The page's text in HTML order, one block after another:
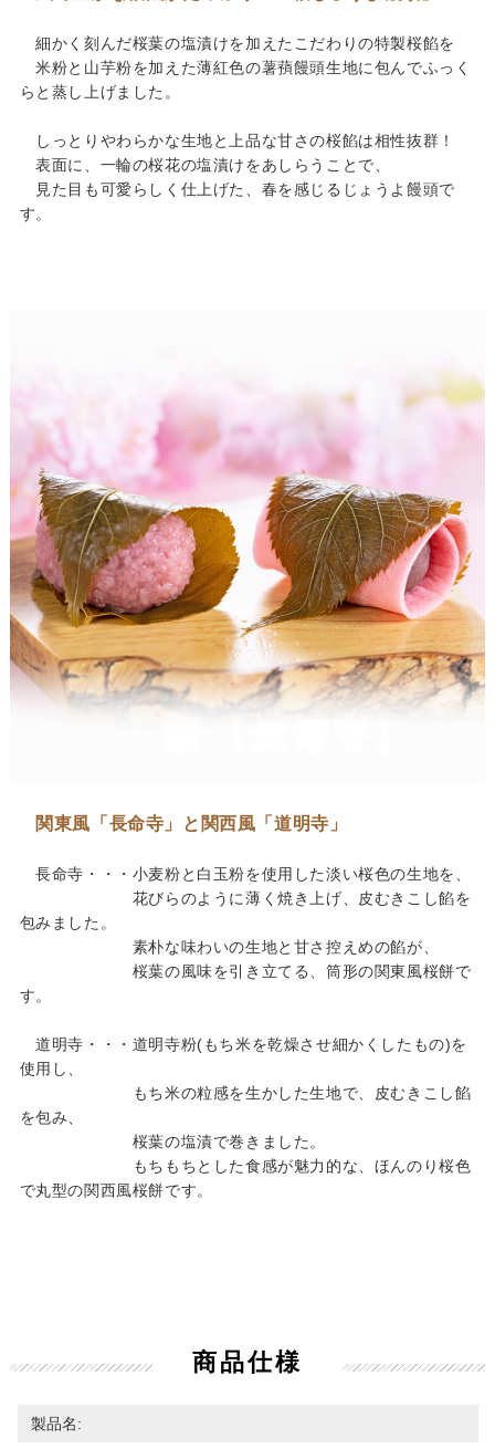
細かく刻んだ桜葉の塩漬けを加えたこだわりの特製桜餡を
米粉と山芋粉を加えた薄紅色の薯蕷饅頭生地に包んでふっく
らと蒸し上げました。
しっとりやわらかな生地と上品な甘さの桜餡は相性抜群！
表面に、一輪の桜花の塩漬けをあしらうことで、
見た目も可愛らしく仕上げた、春を感じるじょうよ饅頭で
す。
関東風「長命寺」と関西風「道明寺」
長命寺・・・小麦粉と白玉粉を使用した淡い桜色の生地を、
花びらのように薄く焼き上げ、皮むきこし餡を
包みました。
素朴な味わいの生地と甘さ控えめの餡が、
桜葉の風味を引き立てる、筒形の関東風桜餅で
す。
道明寺・・・道明寺粉(もち米を乾燥させ細かくしたもの)を
使用し、
もち米の粒感を生かした生地で、皮むきこし餡
を包み、
桜葉の塩漬で巻きました。
もちもちとした食感が魅力的な、ほんのり桜色
で丸型の関西風桜餅です。
商品仕様
製品名: